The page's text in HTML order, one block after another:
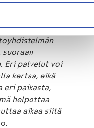
ja
asiakkaan
suoraan
Eri palvelut voi
kertaa, eikä
eri paikasta,
helpottaa
aikaa siitä